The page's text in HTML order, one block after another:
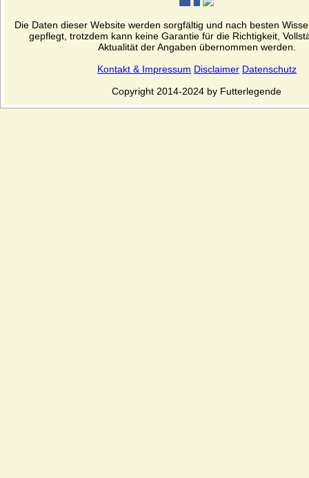
Die Daten dieser Website werden sorgfältig und nach besten
gepflegt, trotzdem kann keine Garantie für die Richtigkeit,
Aktualität der Angaben übernommen werden.
Kontakt & Impressum Disclaimer Datenschutz
Copyright 2014-2024 by Futterlegende